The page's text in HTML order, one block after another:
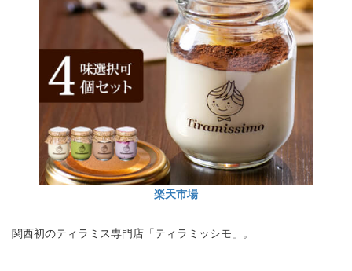
楽天市場
関西初のティラミス専門店「ティラミッシモ」。